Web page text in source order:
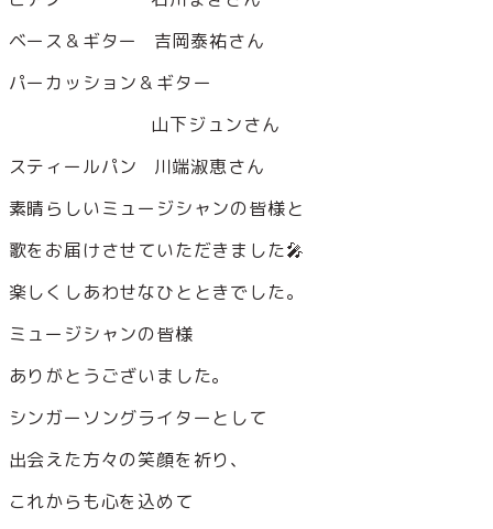
ベース＆ギター 吉岡泰祐さん
パーカッション＆ギター
山下ジュンさん
スティールパン 川端淑恵さん
素晴らしいミュージシャンの皆様と
歌をお届けさせていただきました🎤
楽しくしあわせなひとときでした。
ミュージシャンの皆様
ありがとうございました。
シンガーソングライターとして
出会えた方々の笑顔を祈り、
これからも心を込めて